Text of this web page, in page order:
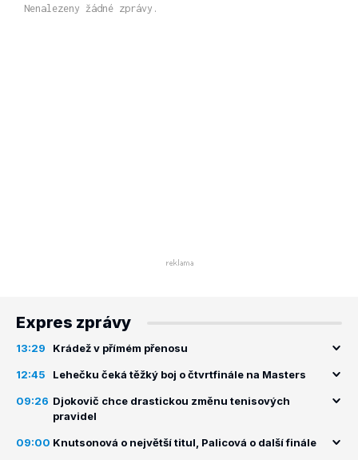
Nenalezeny žádné zprávy.
Expres zprávy
13:29 Krádež v přímém přenosu
12:45 Lehečku čeká těžký boj o čtvrtfinále na Masters
09:26 Djokovič chce drastickou změnu tenisových
pravidel
09:00 Knutsonová o největší titul, Palicová o další finále